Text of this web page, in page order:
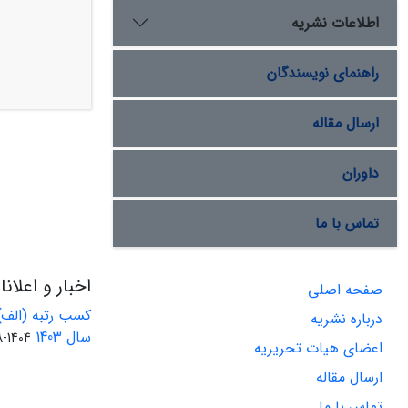
اطلاعات نشریه
راهنمای نویسندگان
ارسال مقاله
داوران
تماس با ما
صفحه اصلی
درباره نشریه
اعضای هیات تحریریه
ارسال مقاله
اخبار و
کسب رتبه
سال 1403
1404-08-01